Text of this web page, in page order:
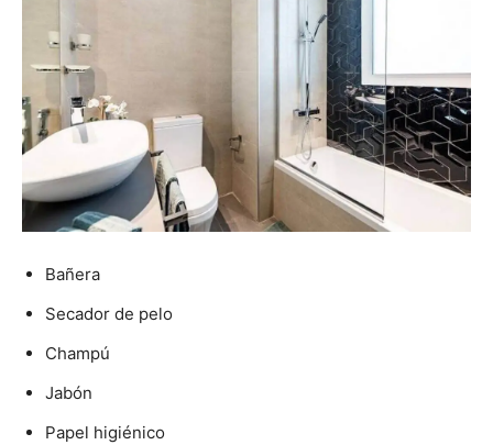
Bañera
Secador de pelo
Champú
Jabón
Papel higiénico